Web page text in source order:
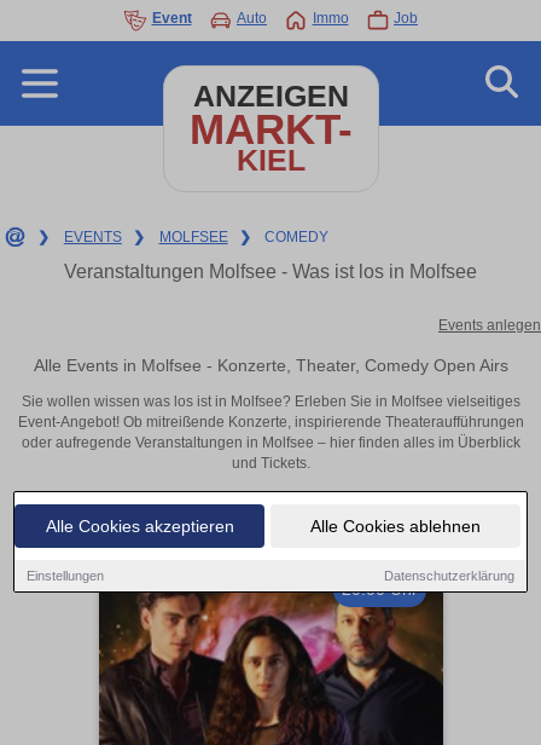
Alle Cookies akzeptieren Alle Cookies ablehnen
Einstellungen Datenschutzerklärung
Event Auto Immo Job
ANZEIGEN
MARKT-
KIEL
❯ EVENTS ❯ MOLFSEE ❯ COMEDY
Veranstaltungen Molfsee - Was ist los in Molfsee
Events anlegen
Alle Events in Molfsee - Konzerte, Theater, Comedy Open Airs
Sie wollen wissen was los ist in Molfsee? Erleben Sie in Molfsee vielseitiges
Event-Angebot! Ob mitreißende Konzerte, inspirierende Theateraufführungen
oder aufregende Veranstaltungen in Molfsee – hier finden alles im Überblick
und Tickets.
20:00 Uhr